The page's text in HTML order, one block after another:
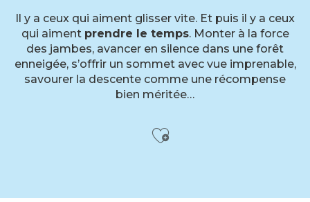
Il y a ceux qui aiment glisser vite. Et puis il y a ceux
qui aiment prendre le temps. Monter à la force
des jambes, avancer en silence dans une forêt
enneigée, s’offrir un sommet avec vue imprenable,
savourer la descente comme une récompense
bien méritée…
Ajouter aux